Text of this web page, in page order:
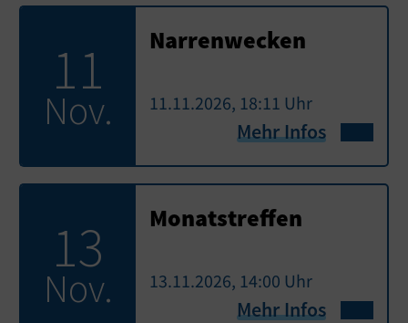
11
Nov.
Narrenwecken
11.11.2026, 18:11 Uhr
Mehr Infos
13
Nov.
Monatstreffen
13.11.2026, 14:00 Uhr
Mehr Infos